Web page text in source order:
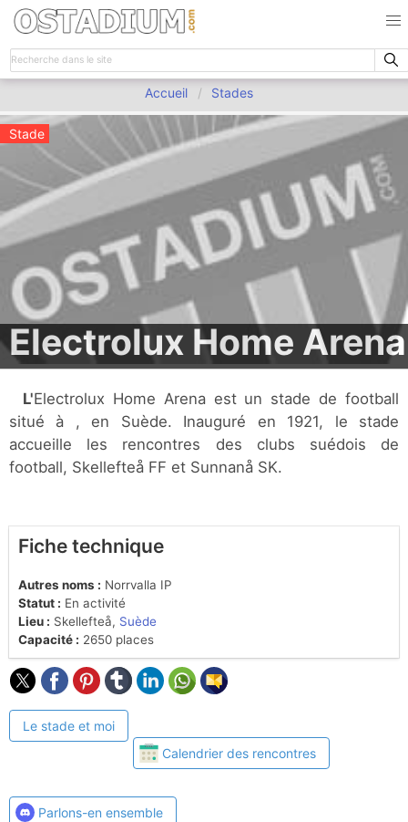
Accueil Stades
Stade
Electrolux Home Arena
L'Electrolux Home Arena est un stade de football
situé à , en Suède. Inauguré en 1921, le stade
accueille les rencontres des clubs suédois de
football, Skellefteå FF et Sunnanå SK.
Fiche technique
Autres noms : Norrvalla IP
Statut : En activité
Lieu : Skellefteå, Suède
Capacité : 2650 places
Le stade et moi
Calendrier des rencontres
Parlons-en ensemble